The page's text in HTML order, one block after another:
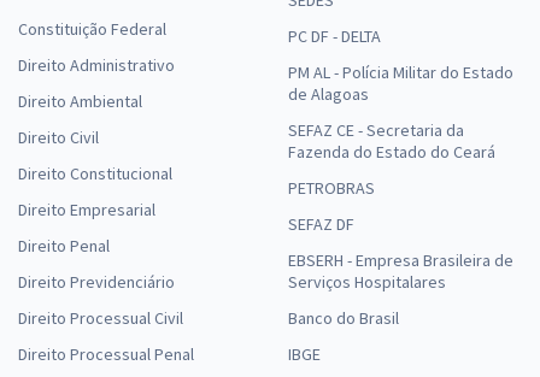
Constituição Federal
Direito Administrativo
Direito Ambiental
Direito Civil
Direito Constitucional
Direito Empresarial
Direito Penal
Direito Previdenciário
Direito Processual Civil
Direito Processual Penal
PC DF - DELTA
PM AL - Polícia Militar do Estado
de Alagoas
SEFAZ CE - Secretaria da
Fazenda do Estado do Ceará
PETROBRAS
SEFAZ DF
EBSERH - Empresa Brasileira de
Serviços Hospitalares
Banco do Brasil
IBGE